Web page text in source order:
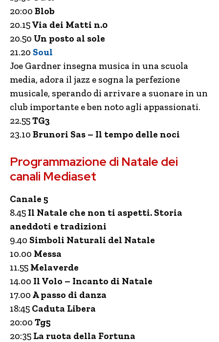
20:00 Blob
20.15Via dei Matti n.0
20.50 Un posto al sole
21.20 Soul
Joe Gardner insegna musica in una scuola
media, adora il jazz e sogna la perfezione
musicale, sperando di arrivare a suonare in un
club importante e ben noto agli appassionati.
22.55TG3
23.10 Brunori Sas – Il tempo delle noci
Programmazione di Natale dei
canali Mediaset
Canale 5
8.45 Il Natale che non ti aspetti. Storia
aneddoti e tradizioni
9.40 Simboli Naturali del Natale
10.00 Messa
11.55 Melaverde
14.00 Il Volo – Incanto di Natale
17.00 A passo di danza
18:45 Caduta Libera
20:00 Tg5
20:35 La ruota della Fortuna